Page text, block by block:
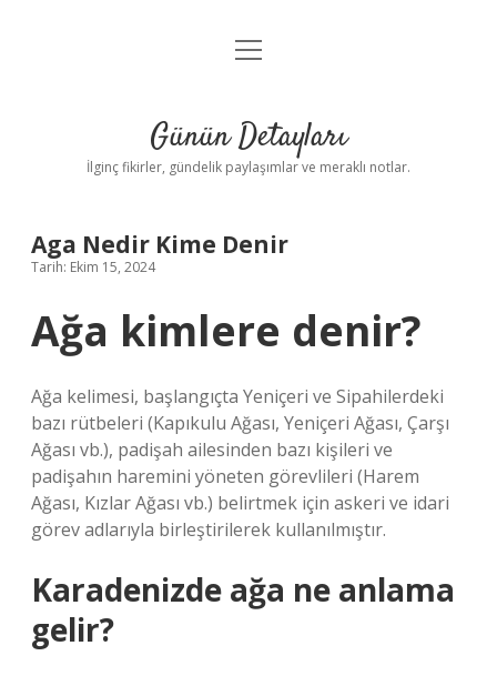
Gizlilik Politikası
Yasal Uyarı
menüyü
Günün Detayları
İlginç fikirler, gündelik paylaşımlar ve meraklı notlar.
Aga Nedir Kime Denir
Tarih: Ekim 15, 2024
Ağa kimlere denir?
Ağa kelimesi, başlangıçta Yeniçeri ve Sipahilerdeki
bazı rütbeleri (Kapıkulu Ağası, Yeniçeri Ağası, Çarşı
Ağası vb.), padişah ailesinden bazı kişileri ve
padişahın haremini yöneten görevlileri (Harem
Ağası, Kızlar Ağası vb.) belirtmek için askeri ve idari
görev adlarıyla birleştirilerek kullanılmıştır.
Karadenizde ağa ne anlama
gelir?